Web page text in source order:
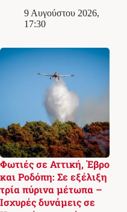
9 Αυγούστου 2026,
17:30
Φωτιές σε Αττική, Έβρο
και Ροδόπη: Σε εξέλιξη
τρία πύρινα μέτωπα –
Ισχυρές δυνάμεις σε